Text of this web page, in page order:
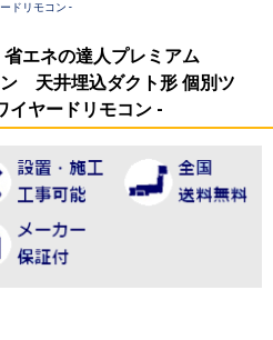
ドリモコン -
エネの達人プレミアム
天井埋込ダクト形 個別ツ
イヤードリモコン -